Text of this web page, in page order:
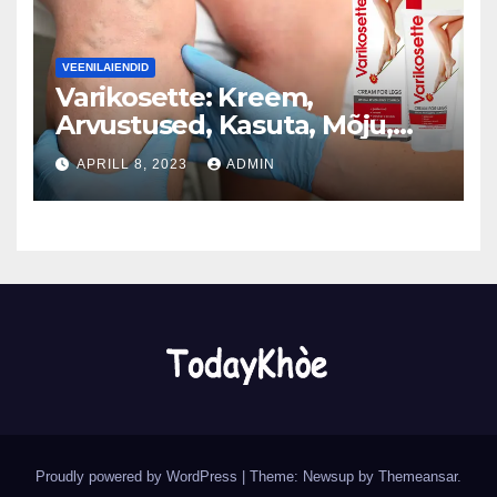
VEENILAIENDID
Varikosette: Kreem,
Arvustused, Kasuta, Mõju,
Hind, Kasu, Töö (Estonia)
APRILL 8, 2023 ADMIN
Proudly powered by WordPress | Theme: Newsup by Themeansar.